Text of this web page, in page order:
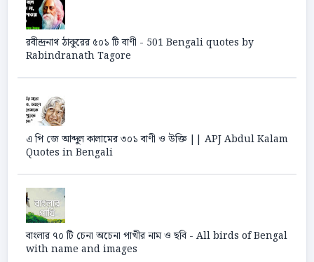
রবীন্দ্রনাথ ঠাকুরের ৫০১ টি বাণী - 501 Bengali quotes by
Rabindranath Tagore
এ পি জে আব্দুল কালামের ৩০১ বাণী ও উক্তি || APJ Abdul Kalam
Quotes in Bengali
বাংলার ৭০ টি চেনা অচেনা পাখীর নাম ও ছবি - All birds of Bengal
with name and images